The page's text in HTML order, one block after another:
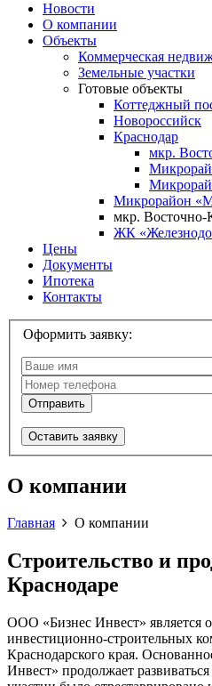
Новости
О компании
Объекты
Коммерческая
Земельные участки
Готовые объекты
Коттеджный
Новороссийск
Краснодар
мкр.
Микрорайон
мкр. Восточно-
ЖК
Цены
Документы
Ипотека
Контакты
Оформить заявку:
Оставить заявку
О компании
Главная О компании
Строительство и
Краснодаре
ООО «Бизнес Инвест» является
инвестиционно-строительных
Краснодарского края.
Инвест» продолжает